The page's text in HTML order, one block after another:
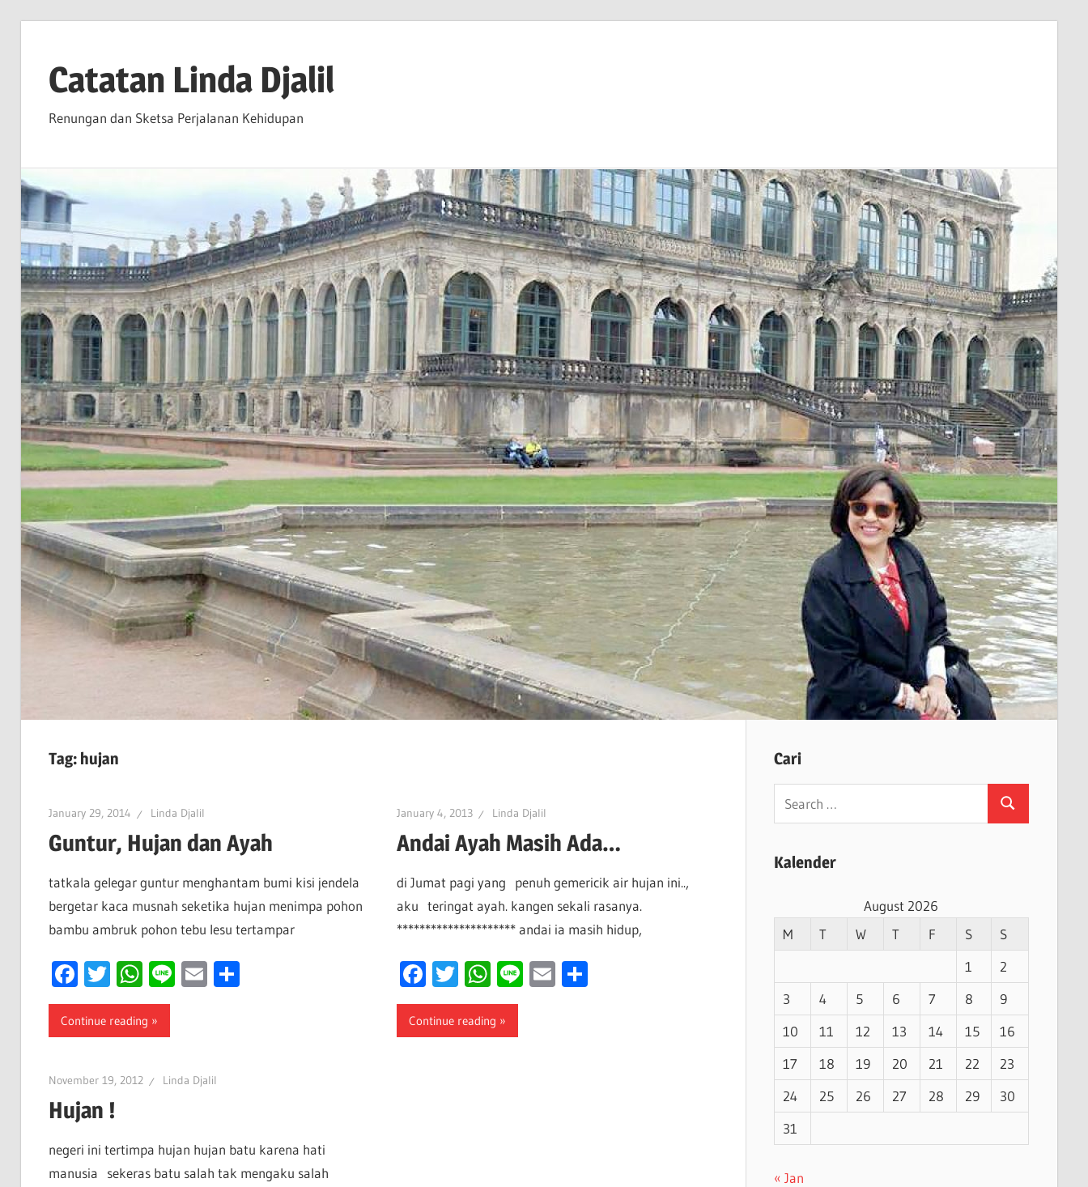
contentCatatan Linda Djalil
Renungan dan Sketsa Perjalanan Kehidupan
Tag: hujan
January 29, 2014 Linda Djalil
Guntur, Hujan dan Ayah
tatkala gelegar guntur menghantam bumi kisi jendela
bergetar kaca musnah seketika hujan menimpa pohon
bambu ambruk pohon tebu lesu tertampar
Facebook
Twitter
WhatsApp
LineEmailShare
Continue reading
January 4, 2013 Linda Djalil
Andai Ayah Masih Ada…
di Jumat pagi yang penuh gemericik air hujan ini..,
aku teringat ayah. kangen sekali rasanya.
********************* andai ia masih hidup,
Facebook
Twitter
WhatsApp
LineEmailShare
Continue reading
November 19, 2012 Linda Djalil
Hujan !
negeri ini tertimpa hujan hujan batu karena hati
manusia sekeras batu salah tak mengaku salah
Cari
Search
Kalender
August 2026
M
T W T F S
S
1
2
3
4 5 6 7 8
9
10
11 12 13 14 15
16
17
18 19 20 21 22
23
24
25 26 27 28 29
30
31
« Jan